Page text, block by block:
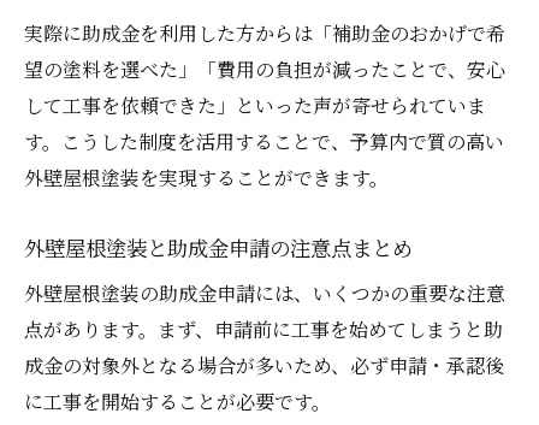
実際に助成金を利用した方からは「補助金のおかげで希
望の塗料を選べた」「費用の負担が減ったことで、安心
して工事を依頼できた」といった声が寄せられていま
す。こうした制度を活用することで、予算内で質の高い
外壁屋根塗装を実現することができます。
外壁屋根塗装と助成金申請の注意点まとめ
外壁屋根塗装の助成金申請には、いくつかの重要な注意
点があります。まず、申請前に工事を始めてしまうと助
成金の対象外となる場合が多いため、必ず申請・承認後
に工事を開始することが必要です。